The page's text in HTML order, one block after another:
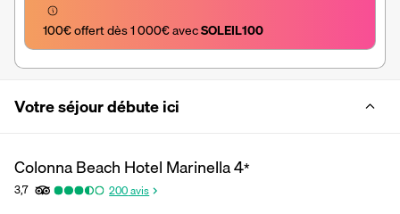
100€ offert dès 1 000€ avec SOLEIL100
Votre séjour débute ici
Colonna Beach Hotel Marinella4*
3,7 200avis